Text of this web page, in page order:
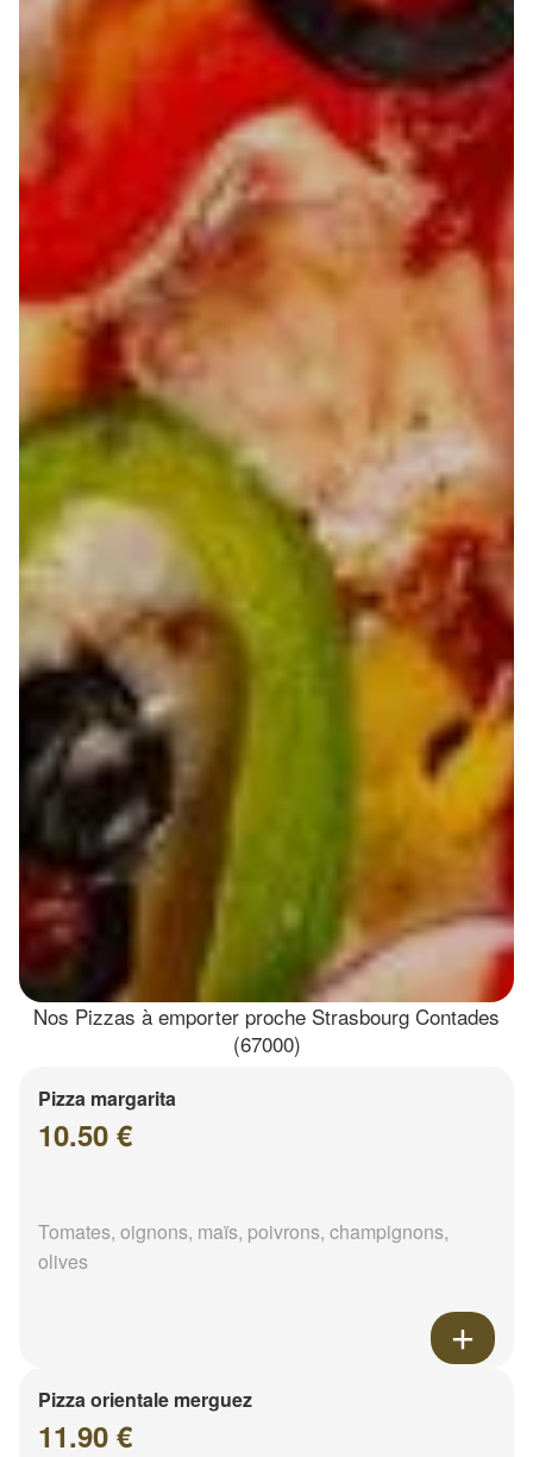
Nos Pizzas à emporter proche Strasbourg Contades
(67000)
Pizza margarita
10.50 €
Tomates, oignons, maïs, poivrons, champignons,
olives
Pizza orientale merguez
11.90 €